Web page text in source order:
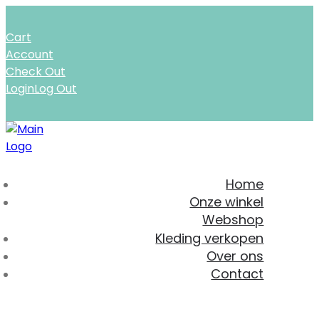
Cart
Account
Check Out
LoginLog Out
Home
Onze winkel
Webshop
Kleding verkopen
Over ons
Contact